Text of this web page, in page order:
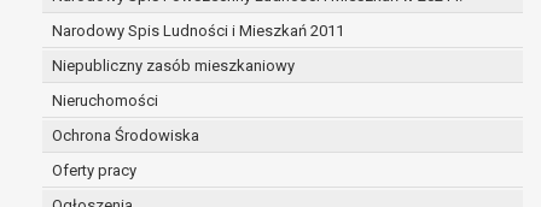
Narodowy Spis Ludności i Mieszkań 2011
Niepubliczny zasób mieszkaniowy
Nieruchomości
Ochrona Środowiska
Oferty pracy
administratora danych osobowych przysługuje
Pani/Panu:
prawo dostępu do treści danych oraz
otrzymywania ich kopii na podstawie art. 15
RODO;
prawo do żądania sprostowania danych na
w przypadku gdy: